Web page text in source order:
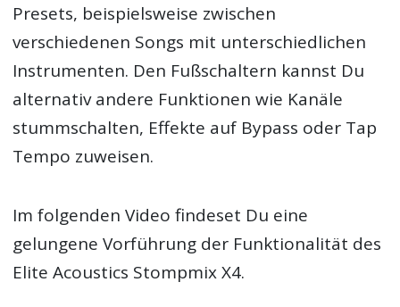
Presets, beispielsweise zwischen
verschiedenen Songs mit unterschiedlichen
Instrumenten. Den Fußschaltern kannst Du
alternativ andere Funktionen wie Kanäle
stummschalten, Effekte auf Bypass oder Tap
Tempo zuweisen.
Im folgenden Video findeset Du eine
gelungene Vorführung der Funktionalität des
Elite Acoustics Stompmix X4.